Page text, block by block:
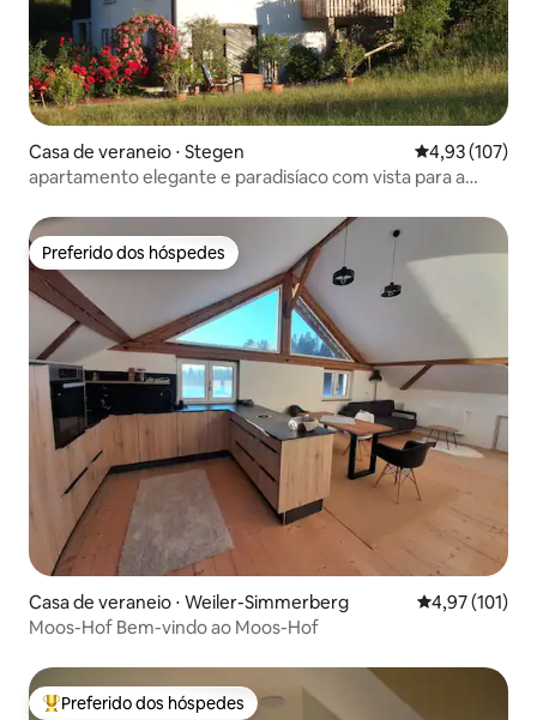
Casa de veraneio ⋅ Stegen 4,93 de uma
4,93 (107)
apartamento elegante e paradisíaco com vista para a
Preferido dos hóspedes
Preferido dos hóspedes
Casa de veraneio ⋅ Weiler-Simmerberg 4,97 de uma
4,97 (101)
Moos-Hof Bem-vindo ao Moos-Hof
Entre os melhores preferidos dos hóspedes
Preferido dos hóspedes